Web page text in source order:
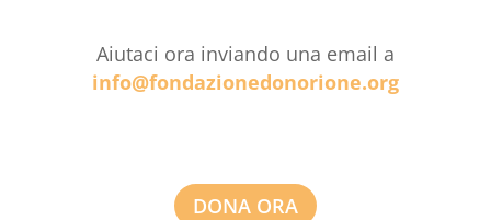
Aiutaci ora inviando una email a
info@fondazionedonorione.org
DONA ORA